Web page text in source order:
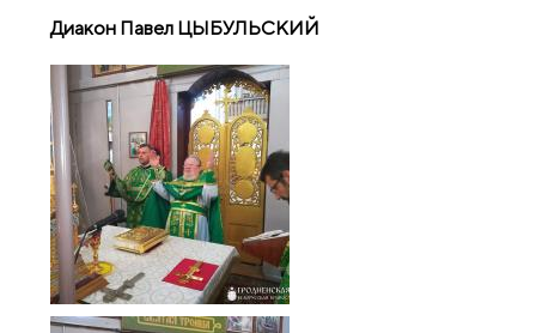
Диакон Павел ЦЫБУЛЬСКИЙ